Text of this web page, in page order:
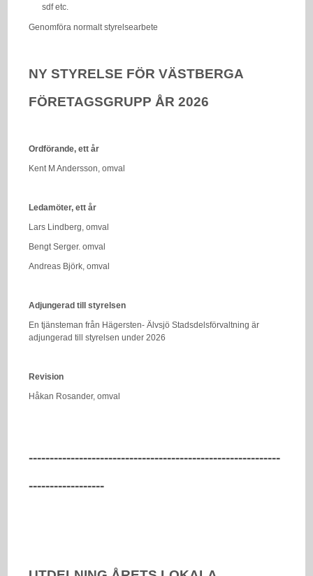
sdf etc.
Genomföra normalt styrelsearbete
NY STYRELSE FÖR VÄSTBERGA
FÖRETAGSGRUPP ÅR 2026
Ordförande, ett år
Kent M Andersson, omval
Ledamöter, ett år
Lars Lindberg, omval
Bengt Serger. omval
Andreas Björk, omval
Adjungerad till styrelsen
En tjänsteman från Hägersten- Älvsjö Stadsdelsförvaltning är
adjungerad till styrelsen under 2026
Revision
Håkan Rosander, omval
------------------------------------------------------------
------------------